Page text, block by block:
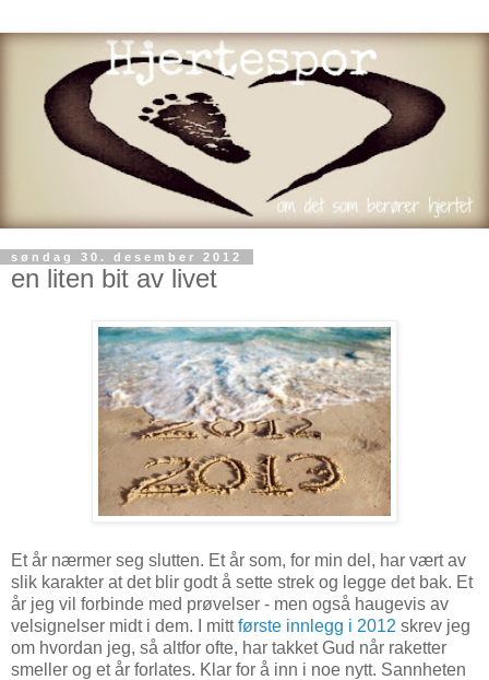
søndag 30. desember 2012
en liten bit av livet
Et år nærmer seg slutten. Et år som, for min del, har vært av
slik karakter at det blir godt å sette strek og legge det bak. Et
år jeg vil forbinde med prøvelser - men også haugevis av
velsignelser midt i dem. I mittførste innlegg i 2012 skrev jeg
om hvordan jeg, så altfor ofte, har takket Gud når raketter
smeller og et år forlates. Klar for å inn i noe nytt. Sannheten